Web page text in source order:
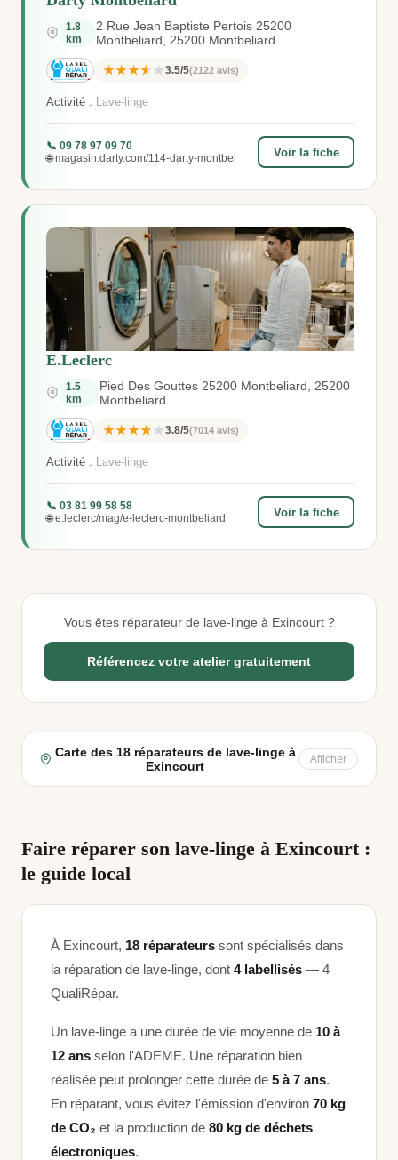
1.8
km
2 Rue Jean Baptiste Pertois 25200
Montbeliard, 25200 Montbeliard
★★★★★3.5/5(2122 avis)
Activité : Lave-linge
📞 09 78 97 09 70
🌐 magasin.darty.com/114-darty-montbel
Voir la fiche
E.Leclerc
1.5
km
Pied Des Gouttes 25200 Montbeliard, 25200
Montbeliard
★★★★★3.8/5(7014 avis)
Activité : Lave-linge
📞 03 81 99 58 58
🌐 e.leclerc/mag/e-leclerc-montbeliard
Voir la fiche
Vous êtes réparateur de lave-linge à Exincourt ?
Référencez votre atelier gratuitement
Carte des 18 réparateurs de lave-linge à
Exincourt
Afficher
Faire réparer son lave-linge à Exincourt :
le guide local
À Exincourt, 18 réparateurs sont spécialisés dans
la réparation de lave-linge, dont 4 labellisés — 4
QualiRépar.
Un lave-linge a une durée de vie moyenne de 10 à
12 ans selon l'ADEME. Une réparation bien
réalisée peut prolonger cette durée de 5 à 7 ans.
En réparant, vous évitez l'émission d'environ 70 kg
de CO₂ et la production de 80 kg de déchets
électroniques.